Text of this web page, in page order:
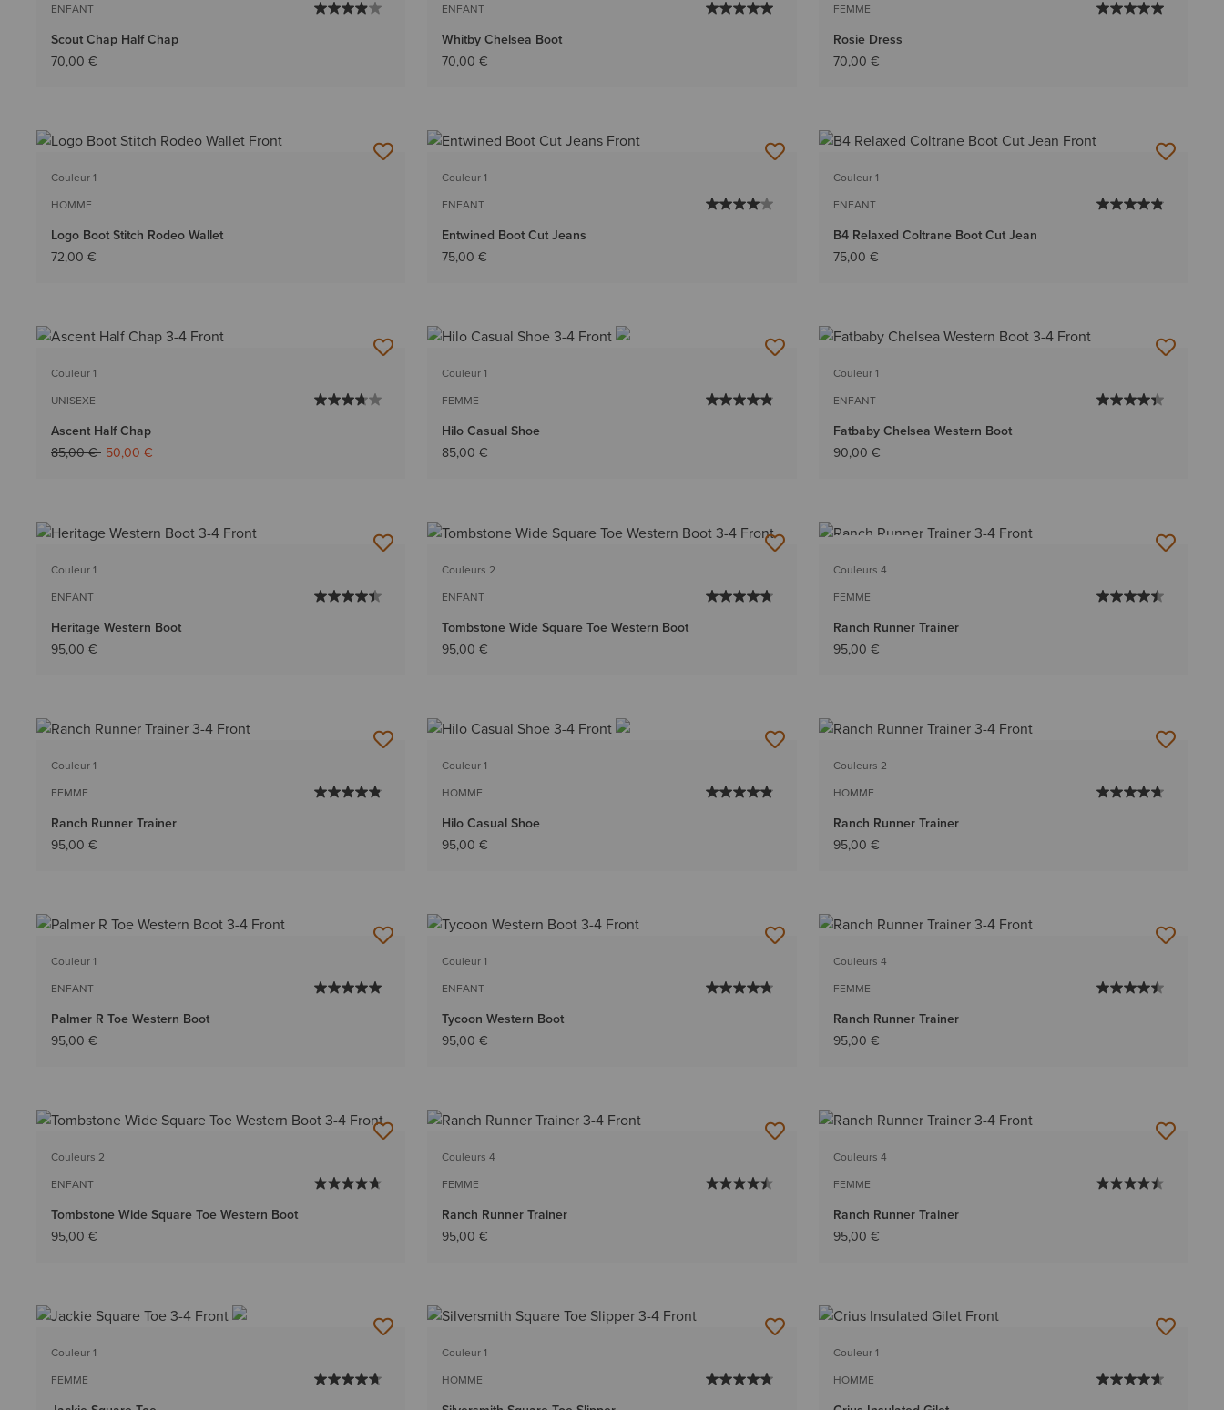
ENFANT
Scout Chap Half Chap
70,00 €
ENFANT
Whitby Chelsea Boot
70,00 €
FEMME
Rosie Dress
70,00 €
Couleur 1
HOMME
Logo Boot Stitch Rodeo Wallet
72,00 €
Couleur 1
ENFANT
Entwined Boot Cut Jeans
75,00 €
Couleur 1
ENFANT
B4 Relaxed Coltrane Boot Cut Jean
75,00 €
Couleur 1
UNISEXE
Ascent Half Chap
Prix réduit de
85,00 €à 50,00 €
Couleur 1
FEMME
Hilo Casual Shoe
85,00 €
Couleur 1
ENFANT
Fatbaby Chelsea Western Boot
90,00 €
Couleur 1
ENFANT
Heritage Western Boot
95,00 €
Couleurs 2
ENFANT
Tombstone Wide Square Toe Western Boot
95,00 €
Couleurs 4
FEMME
Ranch Runner Trainer
95,00 €
Couleur 1
FEMME
Ranch Runner Trainer
95,00 €
Couleur 1
HOMME
Hilo Casual Shoe
95,00 €
Couleurs 2
HOMME
Ranch Runner Trainer
95,00 €
Couleur 1
ENFANT
Palmer R Toe Western Boot
95,00 €
Couleur 1
ENFANT
Tycoon Western Boot
95,00 €
Couleurs 4
FEMME
Ranch Runner Trainer
95,00 €
Couleurs 2
ENFANT
Tombstone Wide Square Toe Western Boot
95,00 €
Couleurs 4
FEMME
Ranch Runner Trainer
95,00 €
Couleurs 4
FEMME
Ranch Runner Trainer
95,00 €
Couleur 1
FEMME
Couleur 1
HOMME
Couleur 1
HOMME